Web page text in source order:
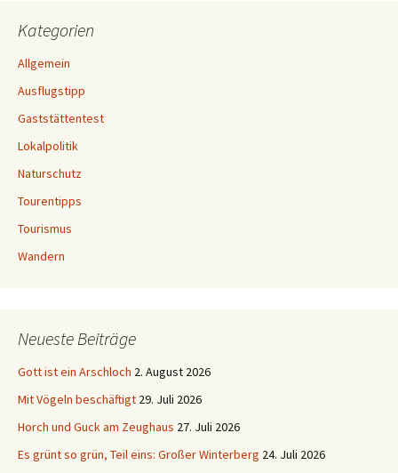
Kategorien
Allgemein
Ausflugstipp
Gaststättentest
Lokalpolitik
Naturschutz
Tourentipps
Tourismus
Wandern
Neueste Beiträge
Gott ist ein Arschloch 2. August 2026
Mit Vögeln beschäftigt 29. Juli 2026
Horch und Guck am Zeughaus 27. Juli 2026
Es grünt so grün, Teil eins: Großer Winterberg 24. Juli 2026